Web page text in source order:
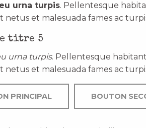
urna turpis. Pellentesque
netus et malesuada fames ac
titre 5
urna turpis. Pellentesque
netus et malesuada fames ac
PRINCIPAL BOUTON